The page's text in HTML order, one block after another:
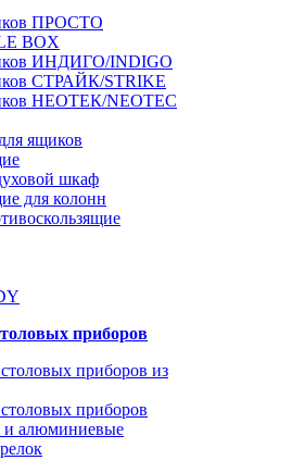
ПРОСТО
BOX
ИНДИГО/INDIGO
СТРАЙК/STRIKE
НЕОТЕК/NEOTEC
ящиков
шкаф
для колонн
приборов
приборов из
приборов
и алюминиевые